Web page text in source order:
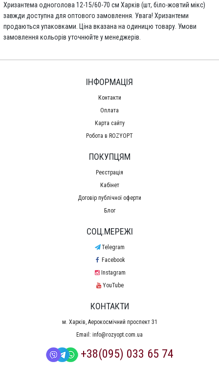
Хризантема одноголова 12-15/60-70 см Харків (шт, біло-жовтий мікс)
завжди доступна для оптового замовлення. Увага! Хризантеми
продаються упаковками. Ціна вказана на одиницю товару. Умови
замовлення кольорів уточнюйте у менеджерів.
ІНФОРМАЦІЯ
Контакти
Оплата
Карта сайту
Робота в ROZYOPT
ПОКУПЦЯМ
Реєстрація
Кабінет
Договір публічної оферти
Блог
СОЦ.МЕРЕЖІ
Telegram
Facebook
Instagram
YouTube
КОНТАКТИ
м. Харків, Аерокосмічний проспект 31
Email: info@rozyopt.com.ua
+38(095) 033 65 74